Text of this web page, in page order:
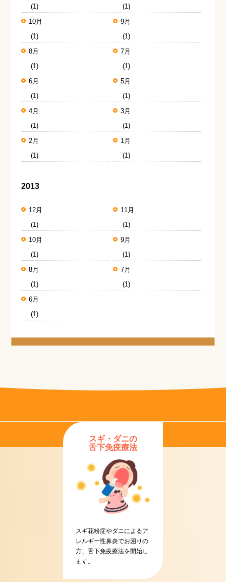
(1)
(1)
10月
(1)
9月
(1)
8月
(1)
7月
(1)
6月
(1)
5月
(1)
4月
(1)
3月
(1)
2月
(1)
1月
(1)
2013
12月
(1)
11月
(1)
10月
(1)
9月
(1)
8月
(1)
7月
(1)
6月
(1)
スギ・ダニの
舌下免疫療法
スギ花粉症やダニによるア
レルギー性鼻炎でお困りの
方、舌下免疫療法を開始し
ます。